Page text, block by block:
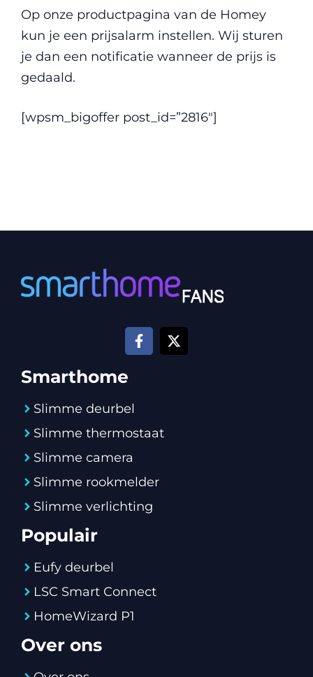
Op onze productpagina van de Homey
kun je een prijsalarm instellen. Wij sturen
je dan een notificatie wanneer de prijs is
gedaald.
[wpsm_bigoffer post_id=”2816″]
Smarthome
Slimme deurbel
Slimme thermostaat
Slimme camera
Slimme rookmelder
Slimme verlichting
Populair
Eufy deurbel
LSC Smart Connect
HomeWizard P1
Over ons